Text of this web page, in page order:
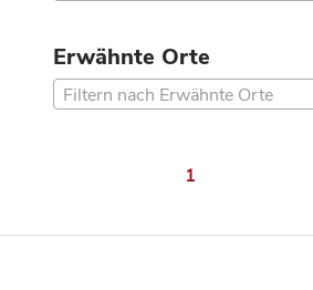
Erwähnte Orte
Filtern nach Erwähnte Orte
1